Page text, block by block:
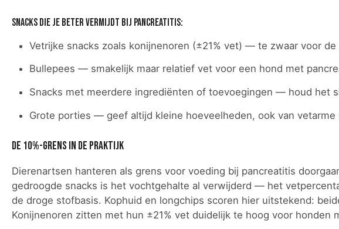
Snacks die je beter vermijdt bij pancreatitis:
Vetrijke snacks zoals konijnenoren (±21% vet) — te zwaar voor de
Bullepees — smakelijk maar relatief vet voor een hond met
Snacks met meerdere ingrediënten of toevoegingen — houd het
Grote porties — geef altijd kleine hoeveelheden, ook van vetarme
De 10%-grens in de praktijk
Dierenartsen hanteren als grens voor voeding bij pancreatitis
gedroogde snacks is het vochtgehalte al verwijderd — het
de droge stofbasis. Kophuid en longchips scoren hier uitstekend:
Konijnenoren zitten met hun ±21% vet duidelijk te hoog voor honden